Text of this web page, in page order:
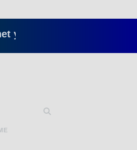
lambat gitu gitu aja dah